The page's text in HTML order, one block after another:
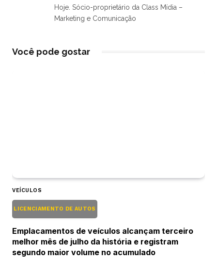
Hoje. Sócio-proprietário da Class Mídia –
Marketing e Comunicação
Você pode gostar
VEÍCULOS
LICENCIAMENTO DE AUTOS
Emplacamentos de veículos alcançam terceiro
melhor mês de julho da história e registram
segundo maior volume no acumulado